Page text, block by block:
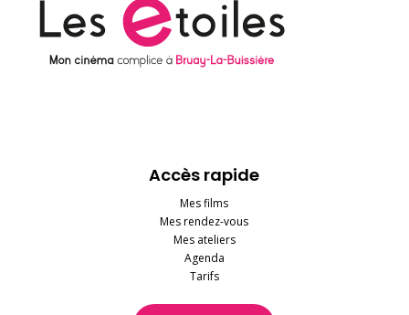
Accès rapide
Mes films
Mes rendez-vous
Mes ateliers
Agenda
Tarifs